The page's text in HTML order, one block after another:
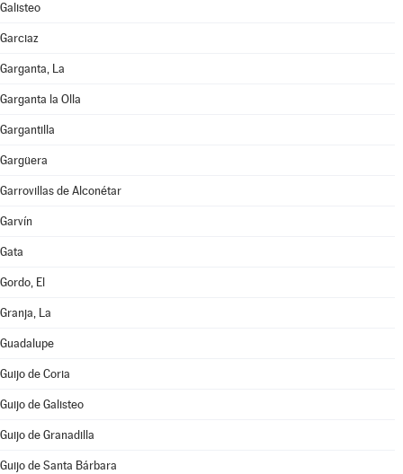
Galisteo
Garciaz
Garganta, La
Garganta la Olla
Gargantilla
Gargüera
Garrovillas de Alconétar
Garvín
Gata
Gordo, El
Granja, La
Guadalupe
Guijo de Coria
Guijo de Galisteo
Guijo de Granadilla
Guijo de Santa Bárbara